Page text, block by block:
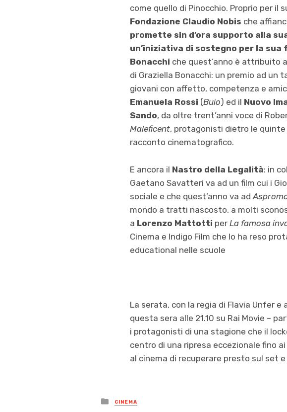
come quello di Pinocchio. Proprio per
Fondazione Claudio Nobis che
promette sin d’ora supporto alla
un’iniziativa di sostegno per la sua
Bonacchi che quest’anno è attribuito a
di Graziella Bonacchi: un premio ad un
giovani con affetto, competenza e
Emanuela Rossi (Buio) ed il Nuovo
Sando, da oltre trent’anni voce di
Maleficent, protagonisti dietro le
racconto cinematografico.
E ancora il Nastro della Legalità: in
Gaetano Savatteri va ad un film cui i
sociale e che quest’anno va ad
mondo a tratti nascosto, a molti
a Lorenzo Mattotti per La famosa
Cinema e Indigo Film che lo ha reso
educational nelle scuole
La serata, con la regia di Flavia Unfer e
questa sera alle 21.10 su Rai Movie –
i protagonisti di una stagione che il
centro di una ripresa eccezionale fino
al cinema di recuperare presto sul set e
Posted
in
CINEMA